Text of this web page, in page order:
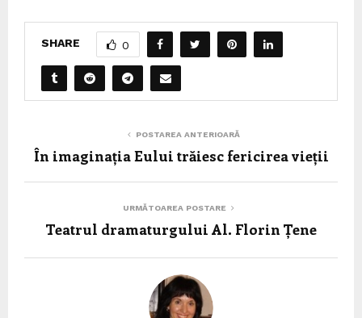
SHARE 0
POSTAREA ANTERIOARĂ
În imaginația Eului trăiesc fericirea vieții
URMĂTOAREA POSTARE
Teatrul dramaturgului Al. Florin Țene